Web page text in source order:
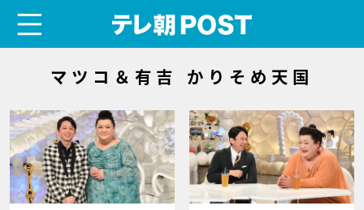
マツコ＆有吉 かりそめ天国